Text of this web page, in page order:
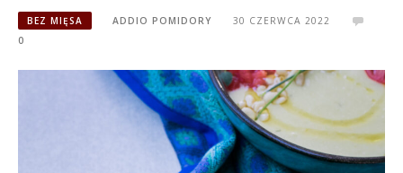
BEZ MIĘSA ADDIO POMIDORY
30 CZERWCA 2022
0